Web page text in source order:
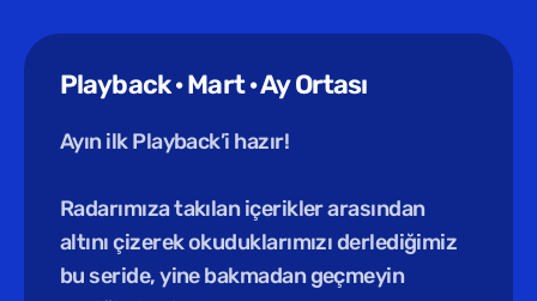
Playback · Mart · Ay Ortası
Ayın ilk Playback’i hazır!
Radarımıza takılan içerikler arasından
altını çizerek okuduklarımızı derlediğimiz
bu seride, yine bakmadan geçmeyin